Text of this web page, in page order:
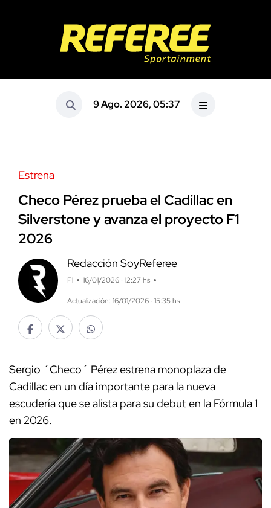
9 Ago. 2026, 05:37
Estrena
Checo Pérez prueba el Cadillac en
Silverstone y avanza el proyecto F1
2026
Redacción SoyReferee
F1 16/01/2026 · 12:27 hs
Actualización: 16/01/2026 · 15:35 hs
Sergio ´Checo´ Pérez estrena monoplaza de
Cadillac en un día importante para la nueva
escudería que se alista para su debut en la Fórmula 1
en 2026.